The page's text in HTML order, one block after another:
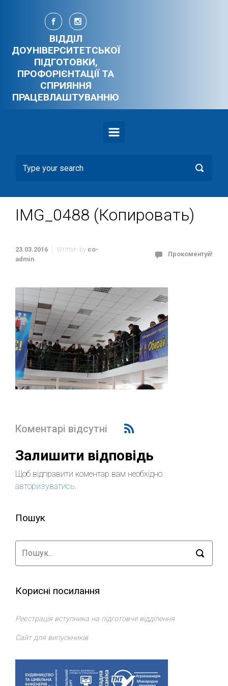
Skip to main content
ВІДДІЛ
ДОУНІВЕРСИТЕТСЬКОЇ
ПІДГОТОВКИ,
ПРОФОРІЄНТАЦІЇ ТА
СПРИЯННЯ
ПРАЦЕВЛАШТУВАННЮ
IMG_0488 (Копировать)
23.03.2016 Written by co-
admin
Прокоментуй!
Коментарі відсутні
Залишити відповідь
Щоб відправити коментар вам необхідно
авторизуватись.
Пошук
Корисні посилання
Реєстрація вступника на підготовче відділення
Сайт для випускників